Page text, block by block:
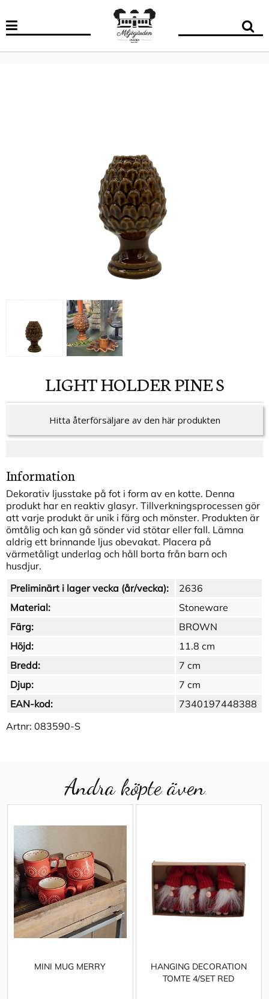
LIGHT HOLDER PINE S
Hitta återförsäljare av den här produkten
Information
Dekorativ ljusstake på fot i form av en kotte. Denna
produkt har en reaktiv glasyr. Tillverkningsprocessen gör
att varje produkt är unik i färg och mönster. Produkten är
ömtålig och kan gå sönder vid stötar eller fall. Lämna
aldrig ett brinnande ljus obevakat. Placera på
värmetåligt underlag och håll borta från barn och
husdjur.
Preliminärt i lager vecka (år/vecka):
2636
Material:
Stoneware
Färg:
BROWN
Höjd:
11.8 cm
Bredd:
7 cm
Djup:
7 cm
EAN-kod:
7340197448388
Artnr: 083590-S
Andra köpte även
MINI MUG MERRY
HANGING DECORATION
TOMTE 4/SET RED